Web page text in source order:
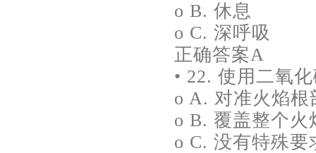
o B. 休息
o C. 深呼吸
正确答案A
• 22. 使用二氧
o A. 对准火焰根
o B. 覆盖整个火
o C. 没有特殊要